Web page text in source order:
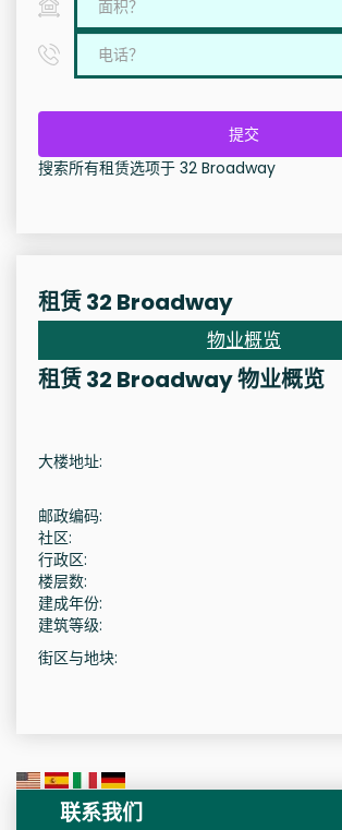
提交
搜索所有租赁选项于 32 Broadway
租赁 32 Broadway
物业概览
租赁 32 Broadway 物业概览
大楼地址:
邮政编码:
社区:
行政区:
楼层数:
建成年份:
建筑等级:
街区与地块:
联系我们